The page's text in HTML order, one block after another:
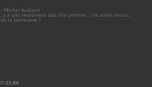
– Michel Audiard
y a pas seulement que d’la pomme… y’a autre chose…
la betterave ?